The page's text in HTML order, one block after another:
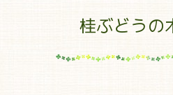
桂ぶどうの